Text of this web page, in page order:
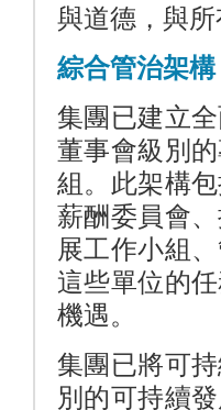
與道德，與所
綜合管治架構
集團已建立
董事會級別
組。此架構
薪酬委員會
展工作小組
這些單位的
機遇。
集團已將可
別的可持續